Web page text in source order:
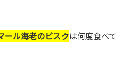
ール海老のビスクは何度食べて